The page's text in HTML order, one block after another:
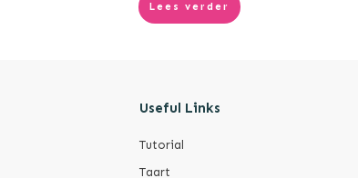
Lees verder
Useful Links
Tutorial
Taart